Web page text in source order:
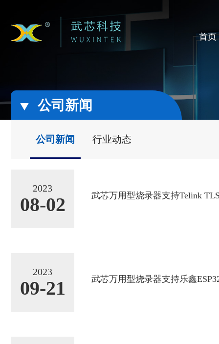
首页
公司新闻
公司新闻 行业动态
2023
08-02 武芯万用型烧录器支持Telink
2023
09-21 武芯万用型烧录器支持乐鑫